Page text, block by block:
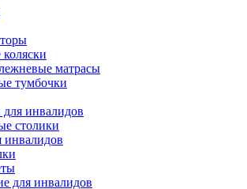
матрасы
тумбочки
инвалидов
столики
инвалидов
для инвалидов